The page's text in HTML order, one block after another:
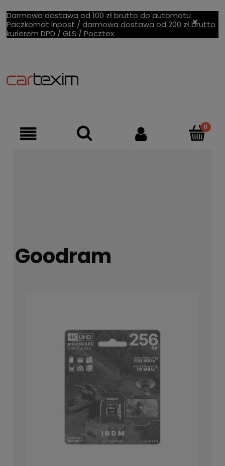
Darmowa dostawa od 100 zł brutto do automatu
Paczkomat Inpost / darmowa dostawa od 200 zł brutto
kurierem DPD / GLS / Pocztex
Goodram